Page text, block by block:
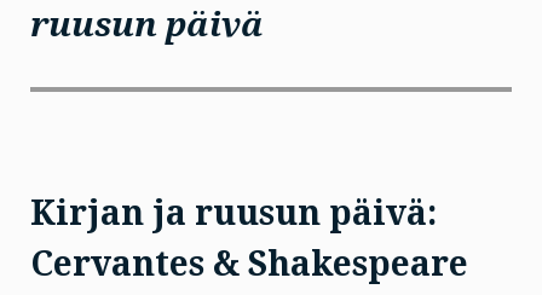
ruusun päivä
Kirjan ja ruusun päivä:
Cervantes & Shakespeare